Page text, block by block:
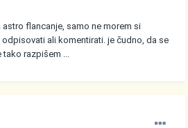
flancanje, samo ne morem si
ali komentirati. je čudno, da se
razpišem ...